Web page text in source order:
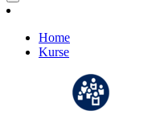
Home
Kurse